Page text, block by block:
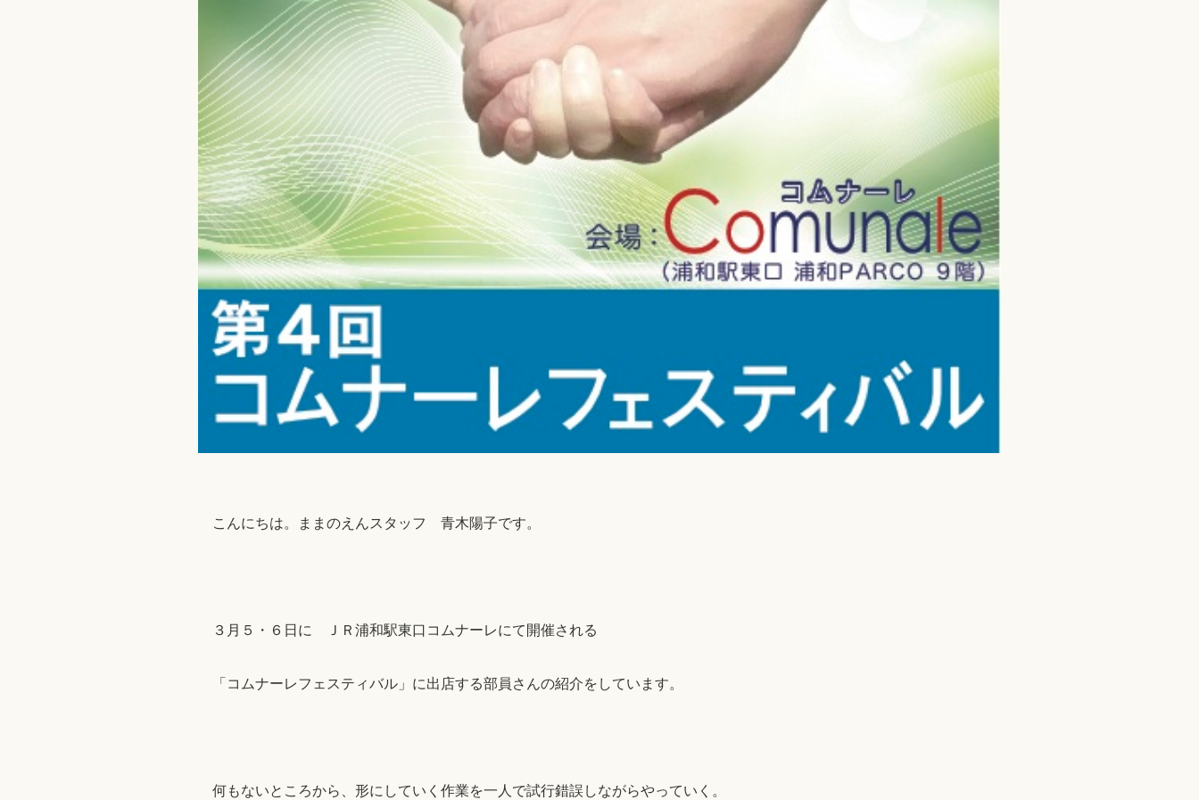
こんにちは。ままのえんスタッフ 青木陽子です。
３月５・６日に ＪＲ浦和駅東口コムナーレにて開催される
「コムナーレフェスティバル」に出店する部員さんの紹介をしています。
何もないところから、形にしていく作業を一人で試行錯誤しながらやっていく。